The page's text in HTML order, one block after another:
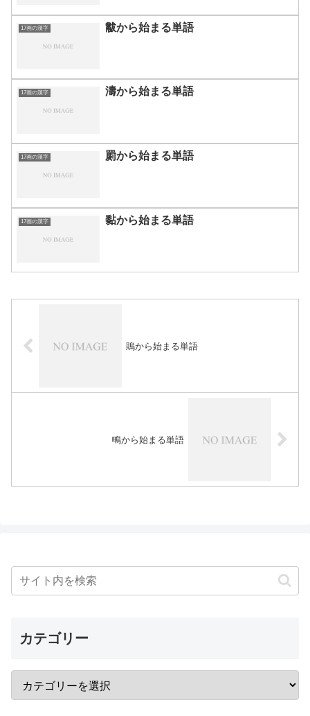
17画の漢字 黻から始まる単語
17画の漢字 濤から始まる単語
17画の漢字 罽から始まる単語
17画の漢字 黏から始まる単語
鵙から始まる単語
鴫から始まる単語
カテゴリー